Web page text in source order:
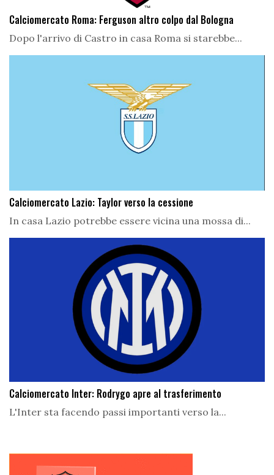
Calciomercato Roma: Ferguson altro colpo dal Bologna
Dopo l'arrivo di Castro in casa Roma si starebbe...
Calciomercato Lazio: Taylor verso la cessione
In casa Lazio potrebbe essere vicina una mossa di...
Calciomercato Inter: Rodrygo apre al trasferimento
L'Inter sta facendo passi importanti verso la...